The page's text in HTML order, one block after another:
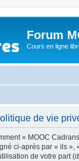
Forum
Cours en ligne
de vie
« MOOC
ci-après par « ils
de votre part